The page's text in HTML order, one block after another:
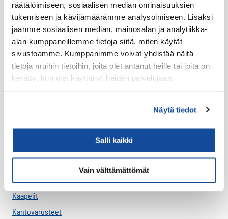
räätälöimiseen, sosiaalisen median ominaisuuksien
tukemiseen ja kävijämäärämme analysoimiseen. Lisäksi
jaamme sosiaalisen median, mainosalan ja analytiikka-
alan kumppaneillemme tietoja siitä, miten käytät
sivustoamme. Kumppanimme voivat yhdistää näitä
tietoja muihin tietoihin, joita olet antanut heille tai joita on
kerätty, kun olet käyttänyt heidän palvelujaan.
Näytä tiedot
Salli kaikki
Vain välttämättömät
Varaosat
Varavirtalähteet
Virve
VIRVE -päätelaitteet
Akut
Antennit
Kaapelit
Kantovarusteet